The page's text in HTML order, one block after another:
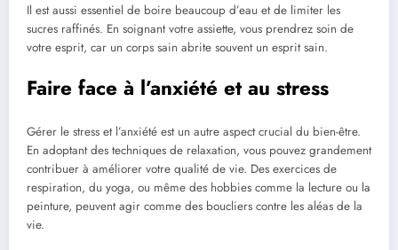
Il est aussi essentiel de boire beaucoup d’eau et de limiter les
sucres raffinés. En soignant votre assiette, vous prendrez soin de
votre esprit, car un corps sain abrite souvent un esprit sain.
Faire face à l’anxiété et au stress
Gérer le stress et l’anxiété est un autre aspect crucial du bien-être.
En adoptant des techniques de relaxation, vous pouvez grandement
contribuer à améliorer votre qualité de vie. Des exercices de
respiration, du yoga, ou même des hobbies comme la lecture ou la
peinture, peuvent agir comme des boucliers contre les aléas de la
vie.